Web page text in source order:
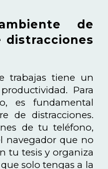
de
trabajas tiene un
Para
es fundamental
de distracciones.
de tu teléfono,
navegador que no
tu tesis y organiza
solo tengas a la